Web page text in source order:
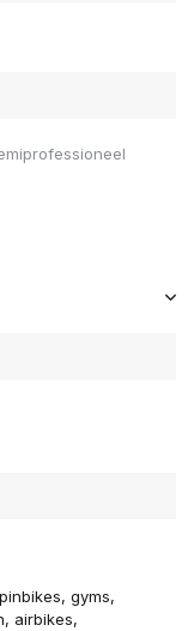
gyms,
airbikes,